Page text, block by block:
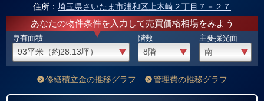
住所： 埼玉県さいたま市浦和区上木崎２丁目７－２７
あなたの物件条件を入力して売買価格相場をみよう
専有面積 階数 主要採光面
修繕積立金の推移グラフ 管理費の推移グラフ